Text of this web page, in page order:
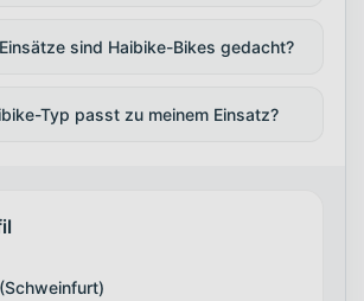
sind Haibike-Bikes gedacht?
Typ passt zu meinem Einsatz?